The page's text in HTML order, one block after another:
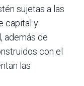
sujetas a las
capital y
además de
con el
las